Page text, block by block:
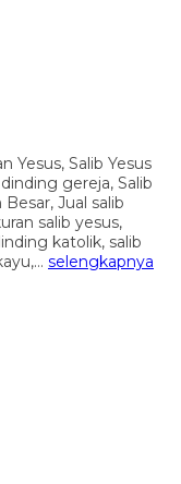
Yesus, Salib Yesus
gereja, Salib
Jual salib
salib yesus,
katolik, salib
selengkapnya